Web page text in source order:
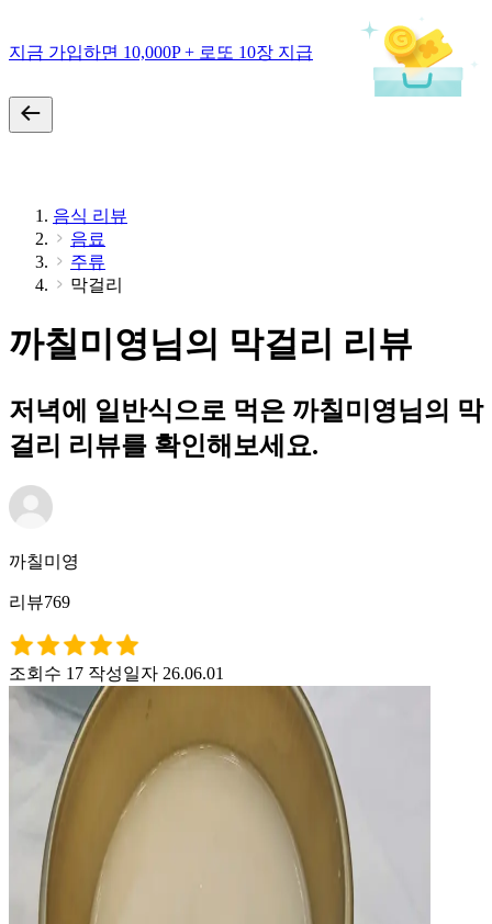
지금 가입하면 10,000P + 로또 10장 지급
음식 리뷰
음료
주류
막걸리
까칠미영님의 막걸리 리뷰
저녁에 일반식으로 먹은 까칠미영님의 막
걸리 리뷰를 확인해보세요.
까칠미영
리뷰769
조회수 17 작성일자 26.06.01